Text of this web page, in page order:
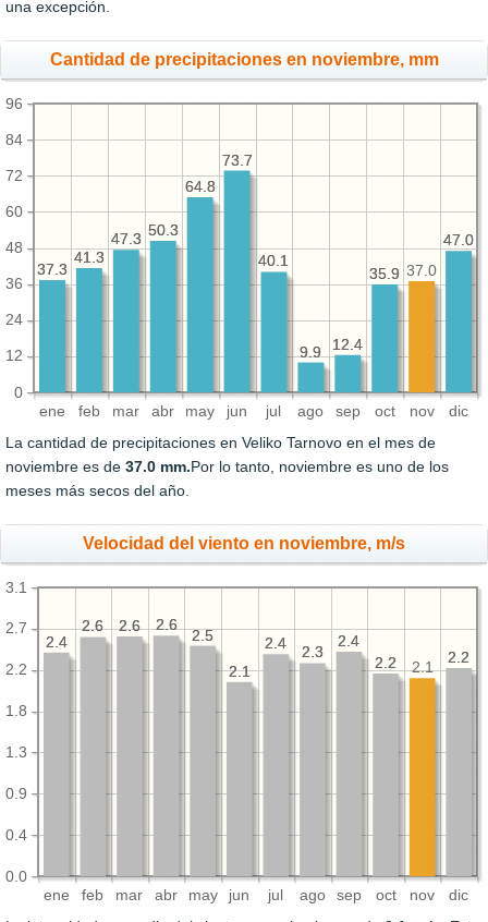
una excepción.
Cantidad de precipitaciones en noviembre, mm
ene feb mar abr may jun jul ago sep oct nov dic
0
12
24
36
48
60
72
84
96
47.0
35.9
12.4
9.9
40.1
73.7
64.8
50.3
47.3
41.3
37.3
47.0
37.0
35.9
12.4
9.9
40.1
73.7
64.8
50.3
47.3
41.3
37.3
La cantidad de precipitaciones en Veliko Tarnovo en el mes de
noviembre es de 37.0 mm.Por lo tanto, noviembre es uno de los
meses más secos del año.
Velocidad del viento en noviembre, m/s
ene feb mar abr may jun jul ago sep oct nov dic
0.0
0.4
0.9
1.3
1.8
2.2
2.7
3.1
2.2
2.2
2.4
2.3
2.4
2.1
2.5
2.6
2.6
2.6
2.4
2.2
2.1
2.2
2.4
2.3
2.4
2.1
2.5
2.6
2.6
2.6
2.4